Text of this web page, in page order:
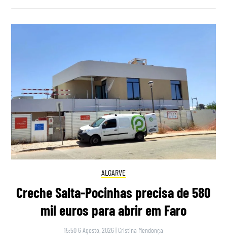
ALGARVE
Creche Salta-Pocinhas precisa de 580
mil euros para abrir em Faro
15:50 6 Agosto, 2026 | Cristina Mendonça